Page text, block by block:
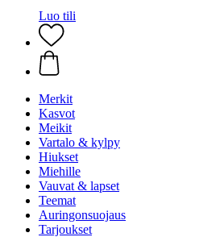
Luo tili
Merkit
Kasvot
Meikit
Vartalo & kylpy
Hiukset
Miehille
Vauvat & lapset
Teemat
Auringonsuojaus
Tarjoukset